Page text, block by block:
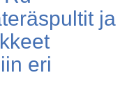
ja
eri